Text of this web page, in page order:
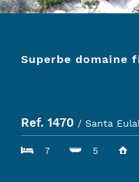
Superbe domaine
Ref. 1470 / Santa
7 5